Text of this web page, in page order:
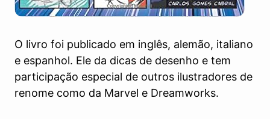
O livro foi publicado em inglês, alemão, italiano
e espanhol. Ele da dicas de desenho e tem
participação especial de outros ilustradores de
renome como da Marvel e Dreamworks.